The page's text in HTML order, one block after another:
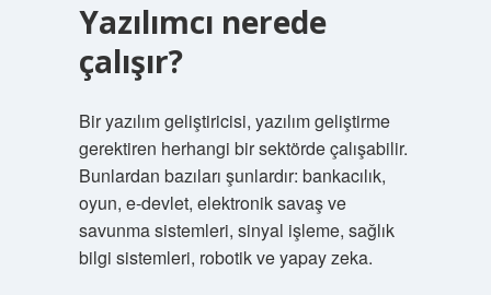
Yazılımcı nerede
çalışır?
Bir yazılım geliştiricisi, yazılım geliştirme
gerektiren herhangi bir sektörde çalışabilir.
Bunlardan bazıları şunlardır: bankacılık,
oyun, e-devlet, elektronik savaş ve
savunma sistemleri, sinyal işleme, sağlık
bilgi sistemleri, robotik ve yapay zeka.